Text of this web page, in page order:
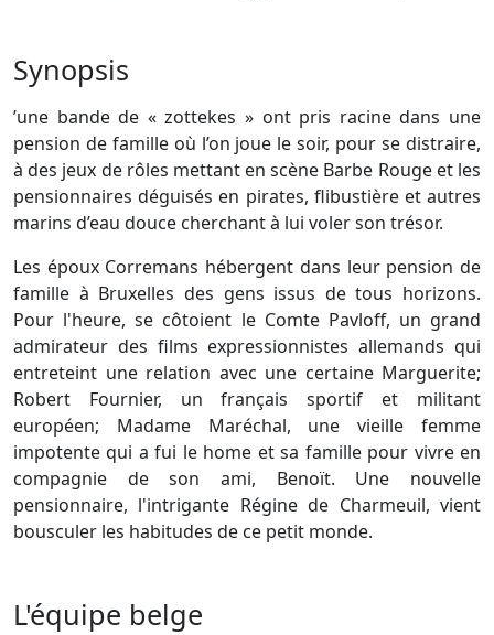
Synopsis
’une bande de « zottekes » ont pris racine dans une
pension de famille où l’on joue le soir, pour se distraire,
à des jeux de rôles mettant en scène Barbe Rouge et les
pensionnaires déguisés en pirates, flibustière et autres
marins d’eau douce cherchant à lui voler son trésor.
Les époux Corremans hébergent dans leur pension de
famille à Bruxelles des gens issus de tous horizons.
Pour l'heure, se côtoient le Comte Pavloff, un grand
admirateur des films expressionnistes allemands qui
entreteint une relation avec une certaine Marguerite;
Robert Fournier, un français sportif et militant
européen; Madame Maréchal, une vieille femme
impotente qui a fui le home et sa famille pour vivre en
compagnie de son ami, Benoït. Une nouvelle
pensionnaire, l'intrigante Régine de Charmeuil, vient
bousculer les habitudes de ce petit monde.
L'équipe belge